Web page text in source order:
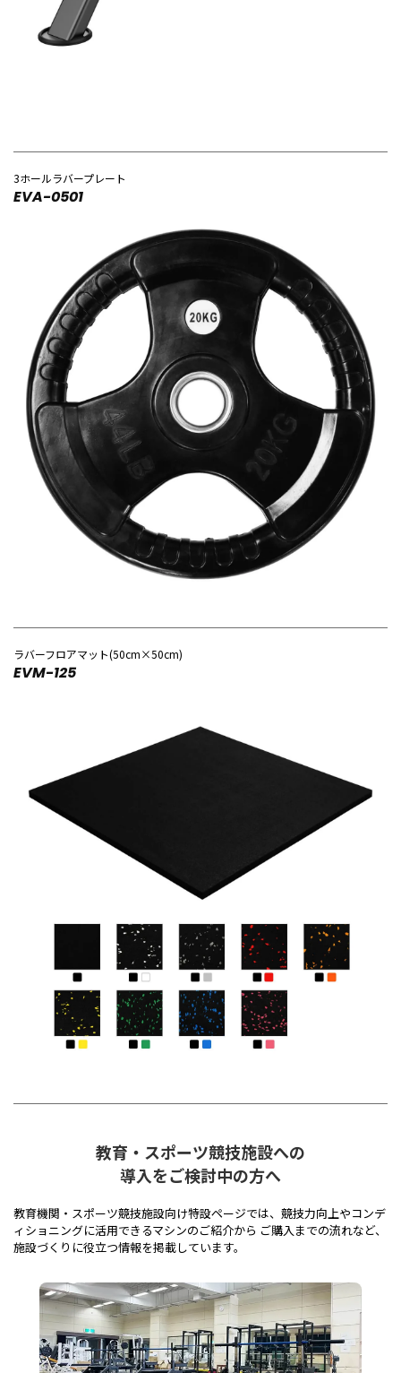
3ホールラバープレート
EVA-0501
ラバーフロアマット(50cm×50cm)
EVM-125
教育・スポーツ競技施設への
導入をご検討中の方へ
教育機関・スポーツ競技施設向け特設ページでは、競技力向上やコンデ
ィショニングに活用できるマシンのご紹介から ご購入までの流れなど、
施設づくりに役立つ情報を掲載しています。